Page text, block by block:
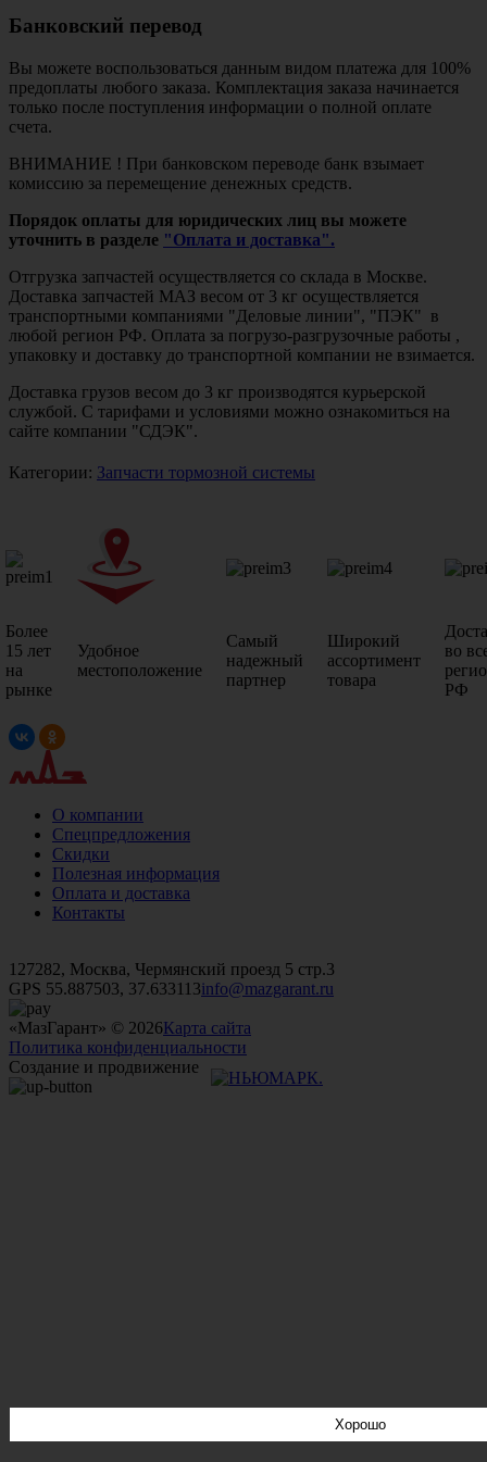
Банковский перевод
Вы можете воспользоваться данным видом платежа для 100%
предоплаты любого заказа. Комплектация заказа начинается
только после поступления информации о полной оплате
счета.
ВНИМАНИЕ ! При банковском переводе банк взымает
комиссию за перемещение денежных средств.
Порядок оплаты для юридических лиц вы можете
уточнить в разделе "Оплата и доставка".
Отгрузка запчастей осуществляется со склада в Москве.
Доставка запчастей МАЗ весом от 3 кг осуществляется
транспортными компаниями "Деловые линии", "ПЭК" в
любой регион РФ. Оплата за погрузо-разгрузочные работы ,
упаковку и доставку до транспортной компании не взимается.
Доставка грузов весом до 3 кг производятся курьерской
службой. С тарифами и условиями можно ознакомиться на
сайте компании "СДЭК".
Категории: Запчасти тормозной системы
Более
15 лет
на
рынке
Удобное
местоположение
Самый
надежный
партнер
Широкий
ассортимент
товара
во
РФ
О компании
Спецпредложения
Скидки
Полезная информация
Оплата и доставка
Контакты
127282, Москва, Чермянский проезд 5 стр.3
GPS 55.887503, 37.633113info@mazgarant.ru
«МазГарант» © 2026Карта сайта
Политика конфиденциальности
Создание и продвижение
Хорошо